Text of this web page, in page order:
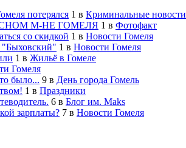
потерялся 1 в Криминальные новости
М-НЕ ГОМЕЛЯ 1 в Фотофакт
со скидкой 1 в Новости Гомеля
1 в Новости Гомеля
1 в Жильё в Гомеле
Гомеля
было... 9 в День города Гомель
1 в Праздники
6 в Блог им. Maks
зарплаты? 7 в Новости Гомеля